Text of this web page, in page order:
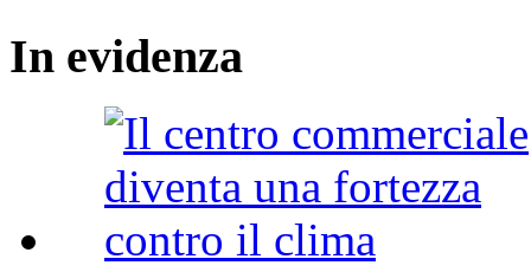
In evidenza